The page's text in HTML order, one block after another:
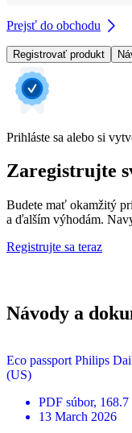
Prejsť do obchodu
Registrovať produkt
Prihláste sa alebo si
Zaregistrujte
Budete mať okamžitý
a ďalším výhodám.
Registrujte sa teraz
Návody a
Eco passport Philips
(US)
PDF súbor, 168.7
13 March 2026